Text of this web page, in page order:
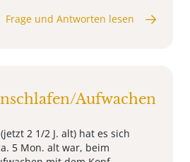
Frage und Antworten lesen
Aufwachen
2 1/2 J. alt) hat es sich
5 Mon. alt war, beim